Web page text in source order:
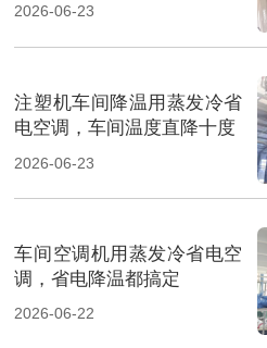
2026-06-23
注塑机车间降温用蒸发冷省
电空调，车间温度直降十度
2026-06-23
车间空调机用蒸发冷省电空
调，省电降温都搞定
2026-06-22